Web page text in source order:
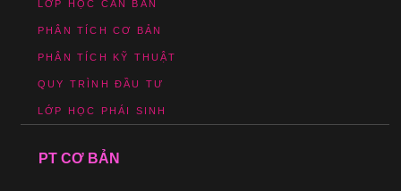
LỚP HỌC CĂN BẢN
PHÂN TÍCH CƠ BẢN
PHÂN TÍCH KỸ THUẬT
QUY TRÌNH ĐẦU TƯ
LỚP HỌC PHÁI SINH
PT CƠ BẢN